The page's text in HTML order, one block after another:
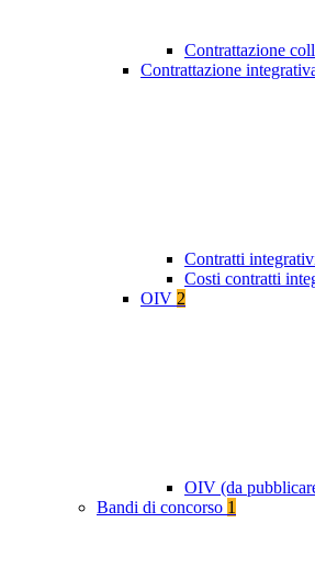
Contrattazione
Contrattazione
Contratti
Costi contratti
OIV 2
OIV (da
Bandi di concorso 1